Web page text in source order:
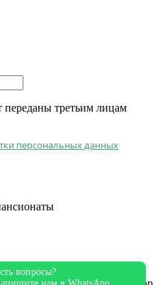
вопросы?
нам в WhatsApp
переданы третьим лицам
персональных данных